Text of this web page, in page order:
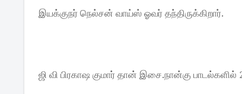
இயக்குநர் நெல்சன் வாய்ஸ் ஓவர் தந்திருக்கிறார்.
ஜி வி பிரகாஷ குமார் தான் இசை.நான்கு